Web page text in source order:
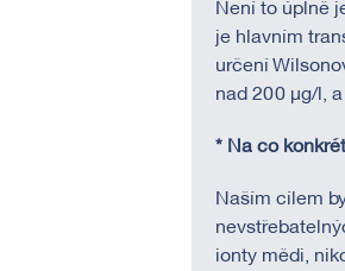
Není to úplně
je hlavním
určení
nad 200 µg/l,
* Na co
Naším cílem
ionty mědi,